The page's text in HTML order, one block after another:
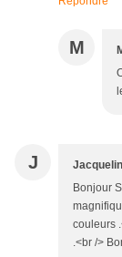
M
J
Bonjour
couleurs
.<br />